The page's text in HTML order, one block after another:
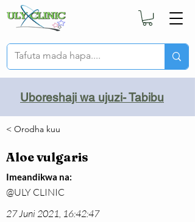
Uboreshaji wa ujuzi- Tabibu
< Orodha kuu
Aloe vulgaris
Imeandikwa na:
@ULY CLINIC
27 Juni 2021, 16:42:47